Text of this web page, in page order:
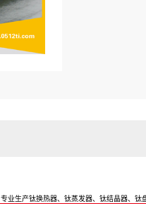
专业生产钛换热器、钛蒸发器、钛结晶器、